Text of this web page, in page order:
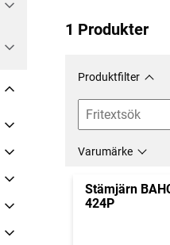
1 Produkter
Produktfilter
Varumärke
Stämjärn
424P